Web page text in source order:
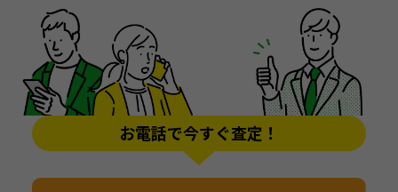
お電話で今すぐ査定！